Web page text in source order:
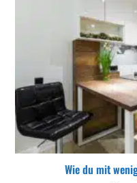
Wie du mit